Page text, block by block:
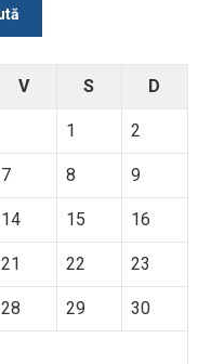
V S D
1 2
7 8 9
14 15 16
21 22 23
28 29 30